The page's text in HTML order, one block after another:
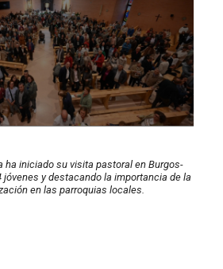
ha iniciado su visita pastoral en Burgos-
jóvenes y destacando la importancia de la
en las parroquias locales.